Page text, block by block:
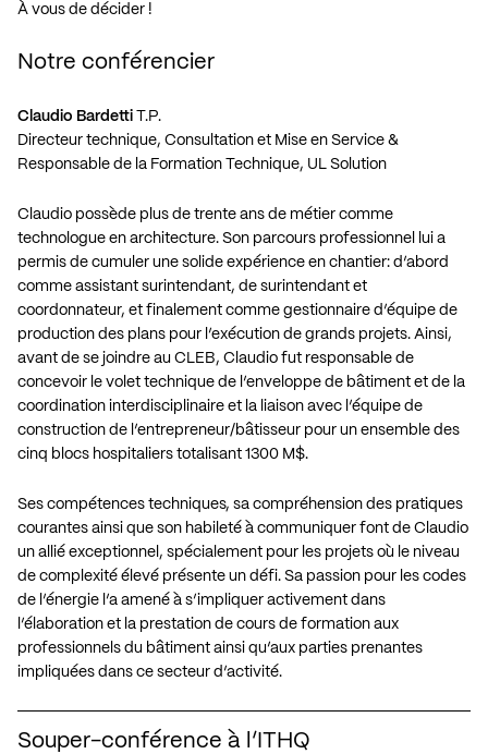
À vous de décider !
Notre conférencier
Claudio Bardetti T.P.
Directeur technique, Consultation et Mise en Service &
Responsable de la Formation Technique, UL Solution
Claudio possède plus de trente ans de métier comme
technologue en architecture. Son parcours professionnel lui a
permis de cumuler une solide expérience en chantier: d’abord
comme assistant surintendant, de surintendant et
coordonnateur, et finalement comme gestionnaire d’équipe de
production des plans pour l’exécution de grands projets. Ainsi,
avant de se joindre au CLEB, Claudio fut responsable de
concevoir le volet technique de l’enveloppe de bâtiment et de la
coordination interdisciplinaire et la liaison avec l’équipe de
construction de l’entrepreneur/bâtisseur pour un ensemble des
cinq blocs hospitaliers totalisant 1300 M$.
Ses compétences techniques, sa compréhension des pratiques
courantes ainsi que son habileté à communiquer font de Claudio
un allié exceptionnel, spécialement pour les projets où le niveau
de complexité élevé présente un défi. Sa passion pour les codes
de l’énergie l’a amené à s’impliquer activement dans
l’élaboration et la prestation de cours de formation aux
professionnels du bâtiment ainsi qu’aux parties prenantes
impliquées dans ce secteur d’activité.
Souper-conférence à l’ITHQ